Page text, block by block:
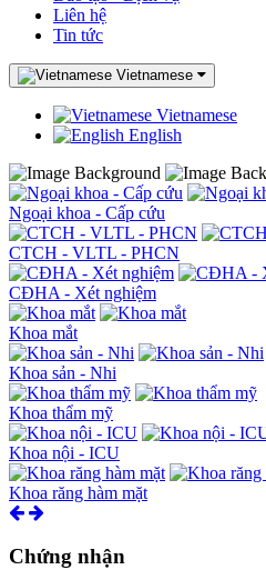
Liên hệ
Tin tức
Vietnamese
Vietnamese
English
Ngoại khoa - Cấp cứu
CTCH - VLTL - PHCN
CĐHA - Xét nghiệm
Khoa mắt
Khoa sản - Nhi
Khoa thẩm mỹ
Khoa nội - ICU
Khoa răng hàm mặt
Chứng nhận